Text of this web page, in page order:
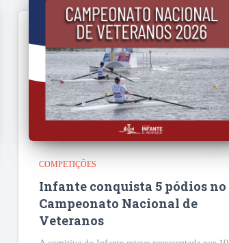
COMPETIÇÕES
Infante conquista 5 pódios no
Campeonato Nacional de
Veteranos